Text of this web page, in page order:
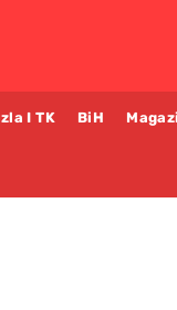
I TK BiH